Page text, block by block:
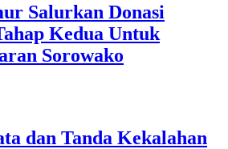
Salurkan Donasi
Kedua Untuk
Sorowako
dan Tanda Kekalahan